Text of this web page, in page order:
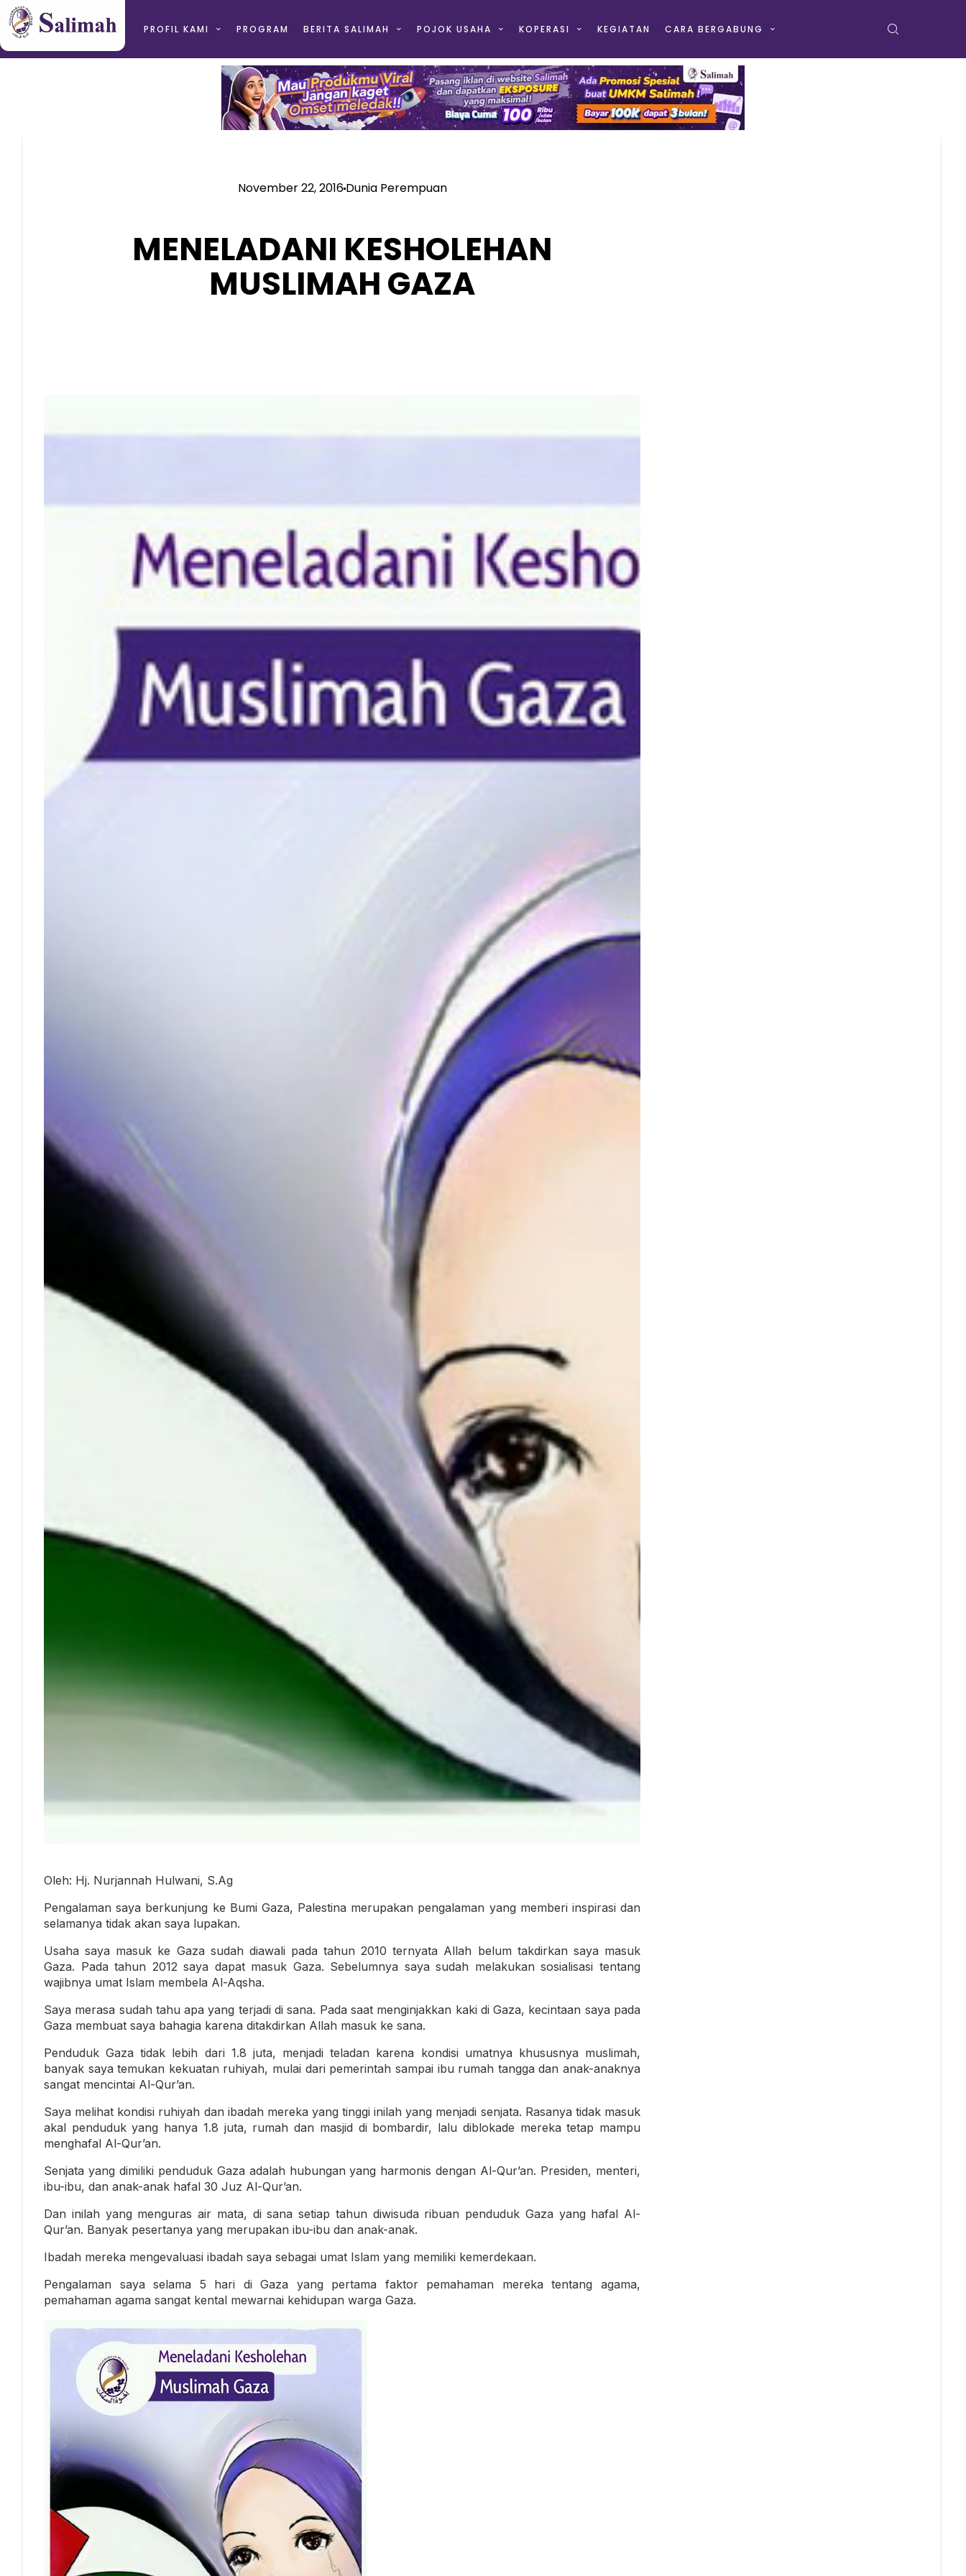
PROFIL KAMI PROGRAM BERITA SALIMAH POJOK USAHA KOPERASI KEGIATAN CARA BERGABUNG
November 22, 2016Dunia Perempuan
MENELADANI KESHOLEHAN
MUSLIMAH GAZA
Oleh: Hj. Nurjannah Hulwani, S.Ag
Pengalaman saya berkunjung ke Bumi Gaza, Palestina merupakan pengalaman yang memberi inspirasi dan
selamanya tidak akan saya lupakan.
Usaha saya masuk ke Gaza sudah diawali pada tahun 2010 ternyata Allah belum takdirkan saya masuk
Gaza. Pada tahun 2012 saya dapat masuk Gaza. Sebelumnya saya sudah melakukan sosialisasi tentang
wajibnya umat Islam membela Al-Aqsha.
Saya merasa sudah tahu apa yang terjadi di sana. Pada saat menginjakkan kaki di Gaza, kecintaan saya pada
Gaza membuat saya bahagia karena ditakdirkan Allah masuk ke sana.
Penduduk Gaza tidak lebih dari 1.8 juta, menjadi teladan karena kondisi umatnya khususnya muslimah,
banyak saya temukan kekuatan ruhiyah, mulai dari pemerintah sampai ibu rumah tangga dan anak-anaknya
sangat mencintai Al-Qur’an.
Saya melihat kondisi ruhiyah dan ibadah mereka yang tinggi inilah yang menjadi senjata. Rasanya tidak masuk
akal penduduk yang hanya 1.8 juta, rumah dan masjid di bombardir, lalu diblokade mereka tetap mampu
menghafal Al-Qur’an.
Senjata yang dimiliki penduduk Gaza adalah hubungan yang harmonis dengan Al-Qur’an. Presiden, menteri,
ibu-ibu, dan anak-anak hafal 30 Juz Al-Qur’an.
Dan inilah yang menguras air mata, di sana setiap tahun diwisuda ribuan penduduk Gaza yang hafal Al-
Qur’an. Banyak pesertanya yang merupakan ibu-ibu dan anak-anak.
Ibadah mereka mengevaluasi ibadah saya sebagai umat Islam yang memiliki kemerdekaan.
Pengalaman saya selama 5 hari di Gaza yang pertama faktor pemahaman mereka tentang agama,
pemahaman agama sangat kental mewarnai kehidupan warga Gaza.